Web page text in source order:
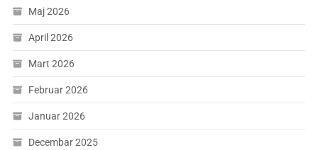
Maj 2026
April 2026
Mart 2026
Februar 2026
Januar 2026
Decembar 2025